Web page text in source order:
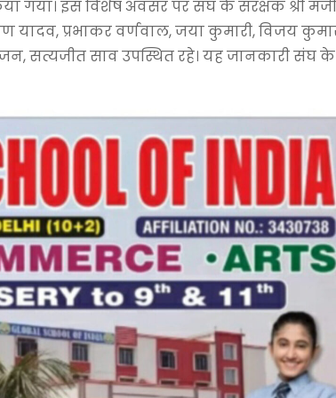
गया। इस विशेष अवसर पर संघ के संरक्षक श्री
यादव, प्रभाकर वर्णवाल, जया कुमारी, विजय
सत्यजीत साव उपस्थित रहे। यह जानकारी संघ के